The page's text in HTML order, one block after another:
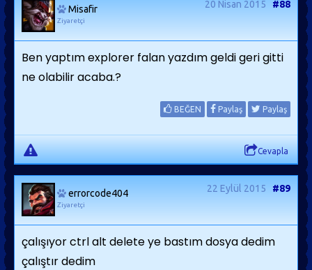
Misafir
Ziyaretçi
20 Nisan 2015 #88
Ben yaptım explorer falan yazdım geldi geri gitti
ne olabilir acaba.?
BEĞEN Paylaş Paylaş
Cevapla
errorcode404
Ziyaretçi
22 Eylül 2015 #89
çalışıyor ctrl alt delete ye bastım dosya dedim
çalıştır dedim